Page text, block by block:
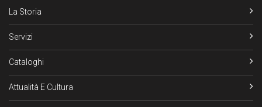
La Storia
Servizi
Cataloghi
Attualità E Cultura